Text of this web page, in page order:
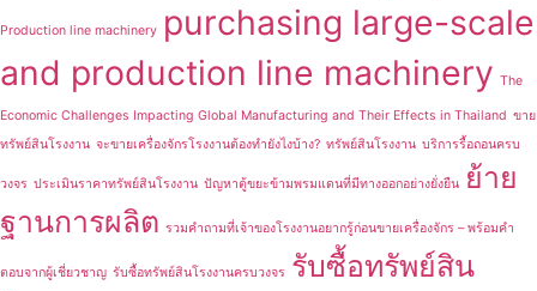
Production line machinery purchasing large-scale
and production line machinery The
Economic Challenges Impacting Global Manufacturing and Their Effects in Thailand ขาย
ทรัพย์สินโรงงาน จะขายเครื่องจักรโรงงานต้องทำยังไงบ้าง? ทรัพย์สินโรงงาน บริการรื้อถอนครบ
วงจร ประเมินราคาทรัพย์สินโรงงาน ปัญหาตู้ขยะข้ามพรมแดนที่มีทางออกอย่างยั่งยืน ย้าย
ฐานการผลิต รวมคำถามที่เจ้าของโรงงานอยากรู้ก่อนขายเครื่องจักร – พร้อมคำ
ตอบจากผู้เชี่ยวชาญ รับซื้อทรัพย์สินโรงงานครบวงจร รับซื้อทรัพย์สิน